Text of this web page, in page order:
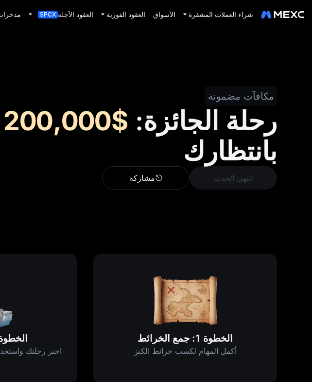
شراء العملات المشفرة الأسواق العقود الفورية العقود الآجلة SPCX
مكافآت مضمونة
رحلة الجائزة: $200,000
بانتظارك
انتهى الحدث مشاركة
الخطوة 1: جمع الخرائط
أكمل المهام لكسب خرائط الكنز
الخطوة 2: بدء
اختر رحلتك